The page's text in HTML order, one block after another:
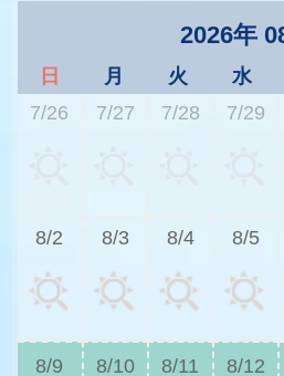
2026年
日 月 火 水
7/26
7/27 7/28 7/29
8/2 8/3 8/4 8/5
8/9 8/10 8/11 8/12